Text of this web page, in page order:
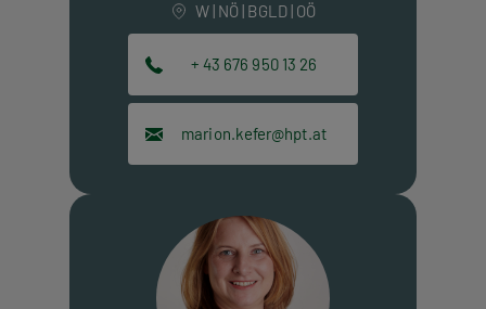
W | NÖ | BGLD | OÖ
+ 43 676 950 13 26
marion.kefer@hpt.at